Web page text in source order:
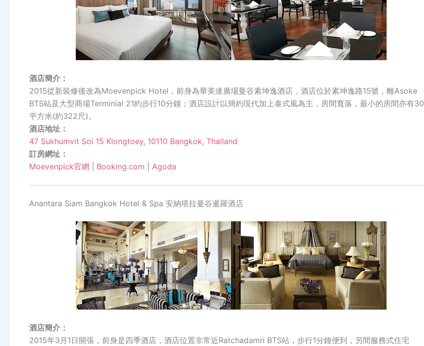
酒店簡介：
2015從新裝修後改為Moevenpick Hotel，前身為華美達廣場曼谷素坤逸酒店，酒店位於素坤逸路15號，離Asoke
BTS站及大型商場Terminial 21約步行10分鐘；酒店設計以簡約現代加上泰式風為主，房間寬落，最小的房間亦有30
平方米(約322尺)。
酒店地址：
47 Sukhumvit Soi 15 Klongtoey, 10110 Bangkok, Thailand
訂房網址：
Moevenpick官網
Booking.com Agoda
Anantara Siam Bangkok Hotel & Spa 安納塔拉曼谷暹羅酒店
酒店簡介：
2015年3月1日開張，前身是四季酒店，酒店位置非常近Ratchadamri BTS站，步行1分鐘便到，另間服務式住宅